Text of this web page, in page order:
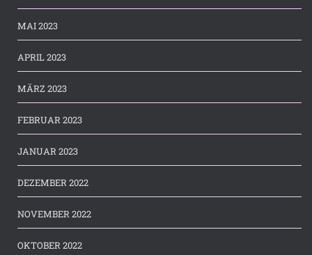
MAI 2023
APRIL 2023
MÄRZ 2023
FEBRUAR 2023
JANUAR 2023
DEZEMBER 2022
NOVEMBER 2022
OKTOBER 2022